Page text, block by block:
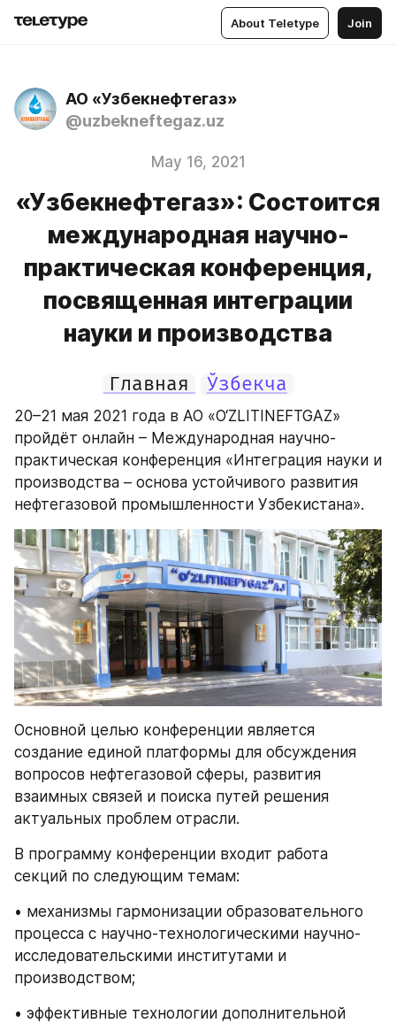
About Teletype Join
АО «Узбекнефтегаз»
@uzbekneftegaz.uz
May 16, 2021
«Узбекнефтегаз»: Состоится
международная научно-
практическая конференция,
посвященная интеграции
науки и производства
Главная Ўзбекча
20–21 мая 2021 года в АО «O‘ZLITINEFTGAZ»
пройдёт онлайн – Международная научно-
практическая конференция «Интеграция науки и
производства – основа устойчивого развития
нефтегазовой промышленности Узбекистана».
Основной целью конференции является
создание единой платформы для обсуждения
вопросов нефтегазовой сферы, развития
взаимных связей и поиска путей решения
актуальных проблем отрасли.
В программу конференции входит работа
секций по следующим темам:
• механизмы гармонизации образовательного
процесса с научно-технологическими научно-
исследовательскими институтами и
производством;
• эффективные технологии дополнительной